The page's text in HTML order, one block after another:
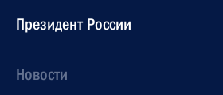
Президент России
Новости